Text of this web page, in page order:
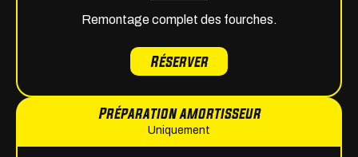
Remontage complet des fourches.
Réserver
Préparation amortisseur
Uniquement